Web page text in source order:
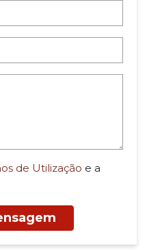
de Utilização e a